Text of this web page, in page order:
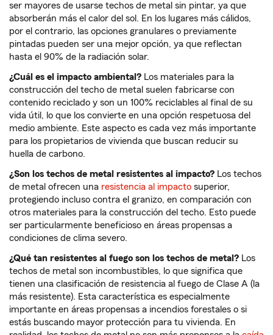
ser mayores de usarse techos de metal sin pintar, ya que
absorberán más el calor del sol. En los lugares más cálidos,
por el contrario, las opciones granulares o previamente
pintadas pueden ser una mejor opción, ya que reflectan
hasta el 90% de la radiación solar.
¿Cuál es el impacto ambiental? Los materiales para la
construcción del techo de metal suelen fabricarse con
contenido reciclado y son un 100% reciclables al final de su
vida útil, lo que los convierte en una opción respetuosa del
medio ambiente. Este aspecto es cada vez más importante
para los propietarios de vivienda que buscan reducir su
huella de carbono.
¿Son los techos de metal resistentes al impacto? Los techos
de metal ofrecen una resistencia al impacto superior,
protegiendo incluso contra el granizo, en comparación con
otros materiales para la construcción del techo. Esto puede
ser particularmente beneficioso en áreas propensas a
condiciones de clima severo.
¿Qué tan resistentes al fuego son los techos de metal? Los
techos de metal son incombustibles, lo que significa que
tienen una clasificación de resistencia al fuego de Clase A (la
más resistente). Esta característica es especialmente
importante en áreas propensas a incendios forestales o si
estás buscando mayor protección para tu vivienda. En